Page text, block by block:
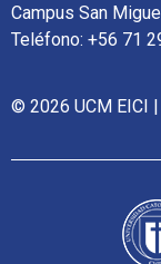
Campus San
Teléfono: +56 71
© 2026 UCM EICI